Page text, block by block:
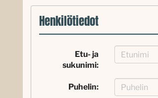
Henkilötiedot
Etu- ja
sukunimi:
Puhelin: